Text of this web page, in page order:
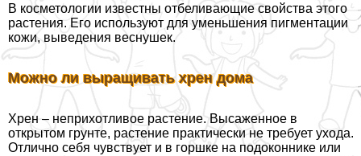
В косметологии известны отбеливающие свойства этого
растения. Его используют для уменьшения пигментации
кожи, выведения веснушек.
Можно ли выращивать хрен дома
Хрен – неприхотливое растение. Высаженное в
открытом грунте, растение пpaктически не требует ухода.
Отлично себя чувствует и в горшке на подоконнике или